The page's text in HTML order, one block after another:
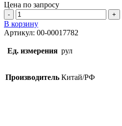
Цена по запросу
Количество
товара
Сетка
базальт
25х25мм
0,36х50м
В корзину
Артикул: 00-00017782
Ед. измерения рул
Производитель Китай/РФ